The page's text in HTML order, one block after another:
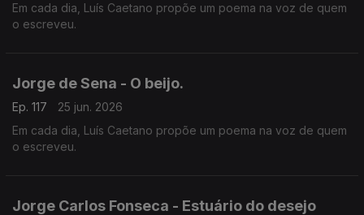
Em cada dia, Luís Caetano propõe um poema na voz de quem
o escreveu.
Jorge de Sena - O beijo.
Ep. 117
25 jun. 2026
Em cada dia, Luís Caetano propõe um poema na voz de quem
o escreveu.
Jorge Carlos Fonseca - Estuário do desejo